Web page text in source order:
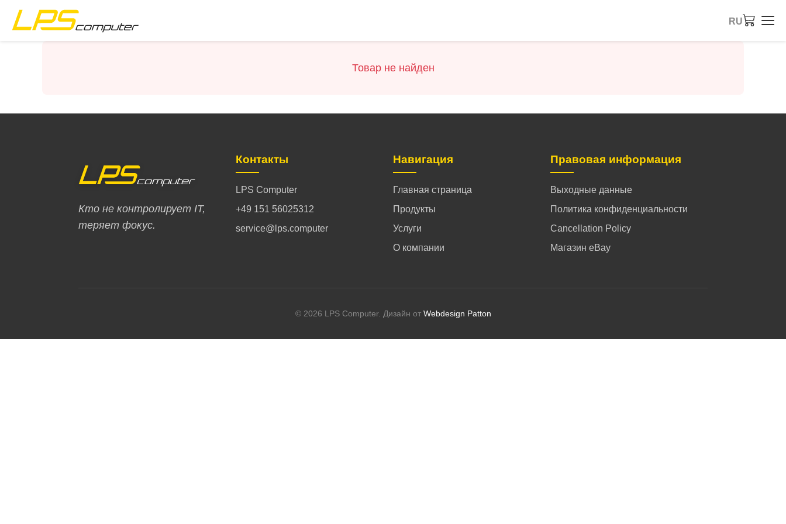
RU
Товар не найден
Кто не контролирует IT,
теряет фокус.
Контакты
LPS Computer
+49 151 56025312
service@lps.computer
Навигация
Главная страница
Продукты
Услуги
О компании
Правовая информация
Выходные данные
Политика конфиденциальности
Cancellation Policy
Магазин eBay
© 2026 LPS Computer. Дизайн от Webdesign Patton